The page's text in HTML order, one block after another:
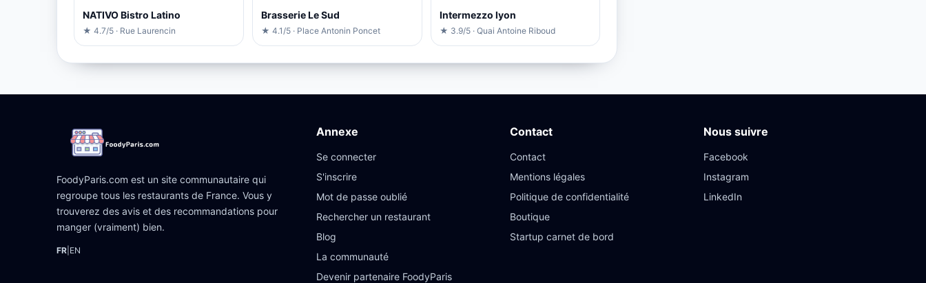
NATIVO Bistro Latino
★ 4.7/5 · Rue Laurencin
Brasserie Le Sud
★ 4.1/5 · Place Antonin Poncet
Intermezzo lyon
★ 3.9/5 · Quai Antoine Riboud
FoodyParis.com est un site communautaire qui
regroupe tous les restaurants de France. Vous y
trouverez des avis et des recommandations pour
manger (vraiment) bien.
FR EN
Annexe
Se connecter
S'inscrire
Mot de passe oublié
Rechercher un restaurant
Blog
La communauté
Devenir partenaire FoodyParis
Contact
Contact
Mentions légales
Politique de confidentialité
Boutique
Startup carnet de bord
Nous suivre
Facebook
Instagram
LinkedIn